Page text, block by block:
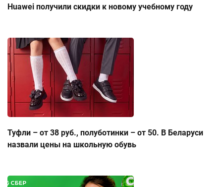
Huawei получили скидки к новому учебному году
Туфли – от 38 руб., полуботинки – от 50. В Беларуси
назвали цены на школьную обувь